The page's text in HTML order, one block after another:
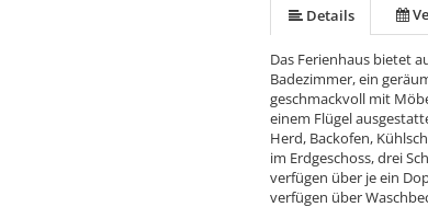
Details
Das Ferienhaus bietet
Badezimmer, ein
geschmackvoll mit
einem Flügel
Herd, Backofen,
im Erdgeschoss, drei
verfügen über je ein
verfügen über